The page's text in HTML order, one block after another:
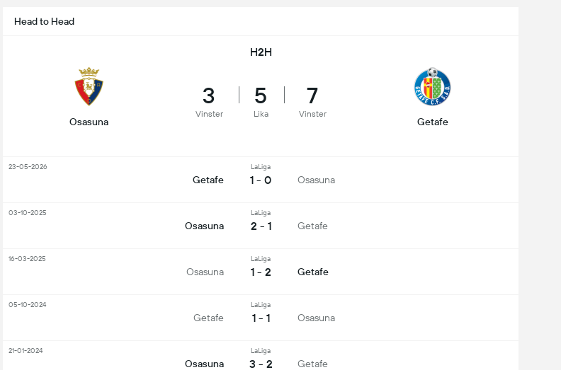
Head to Head
H2H
Osasuna
3
Vinster
5
Lika
7
Vinster
Getafe
Getafe
LaLiga
1 - 0 Osasuna
23-05-2026
Osasuna
LaLiga
2 - 1 Getafe
03-10-2025
Osasuna
LaLiga
1 - 2 Getafe
16-03-2025
Getafe
LaLiga
1 - 1 Osasuna
05-10-2024
Osasuna
LaLiga
3 - 2 Getafe
21-01-2024